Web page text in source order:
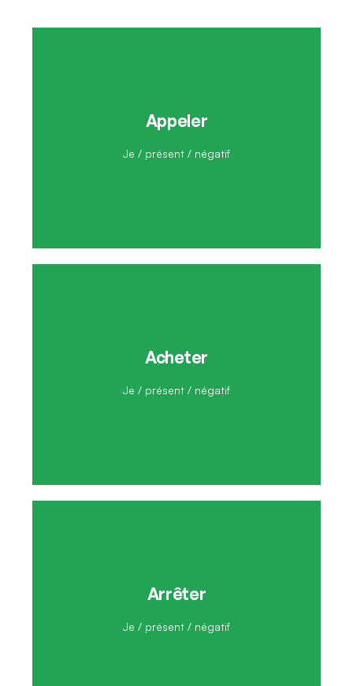
Appeler
Je / présent / négatif
Acheter
Je / présent / négatif
Arrêter
Je / présent / négatif